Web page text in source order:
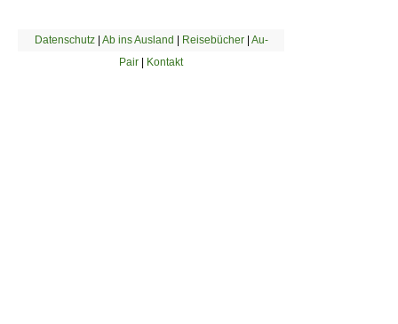
Datenschutz| Ab ins Ausland | Reisebücher| Au-
Pair | Kontakt